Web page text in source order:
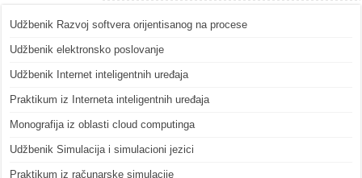
Udžbenik Razvoj softvera orijentisanog na procese
Udžbenik elektronsko poslovanje
Udžbenik Internet inteligentnih uređaja
Praktikum iz Interneta inteligentnih uređaja
Monografija iz oblasti cloud computinga
Udžbenik Simulacija i simulacioni jezici
Praktikum iz računarske simulacije